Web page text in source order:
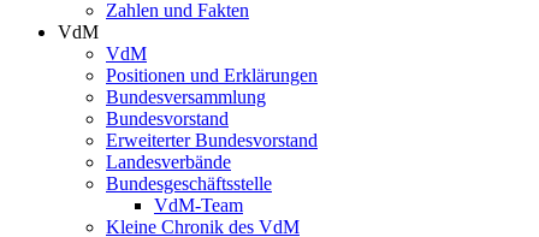
Zahlen und Fakten
VdM
VdM
Positionen und Erklärungen
Bundesversammlung
Bundesvorstand
Erweiterter Bundesvorstand
Landesverbände
Bundesgeschäftsstelle
VdM-Team
Kleine Chronik des VdM